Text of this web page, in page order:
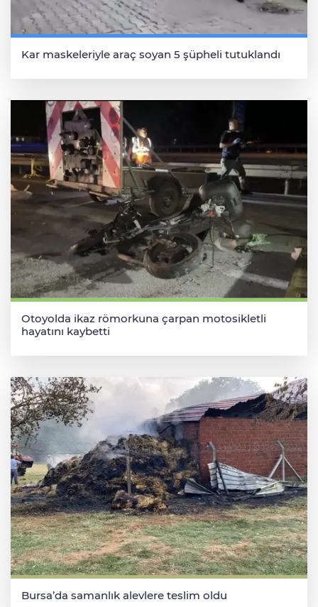
Kar maskeleriyle araç soyan 5 şüpheli tutuklandı
Otoyolda ikaz römorkuna çarpan motosikletli
hayatını kaybetti
Bursa’da samanlık alevlere teslim oldu